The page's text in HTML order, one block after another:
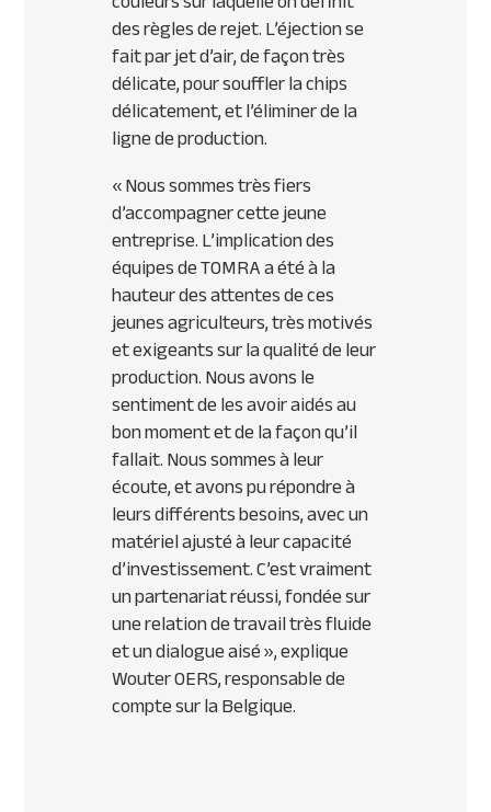
des règles de rejet. L’éjection se
fait par jet d’air, de façon très
délicate, pour souffler la chips
délicatement, et l’éliminer de la
ligne de production.
«Nous sommes très fiers
d’accompagner cette jeune
entreprise. L’implication des
équipes de TOMRA a été à la
hauteur des attentes de ces
jeunes agriculteurs, très motivés
et exigeants sur la qualité de leur
production. Nous avons le
sentiment de les avoir aidés au
bon moment et de la façon qu’il
fallait. Nous sommes à leur
écoute, et avons pu répondre à
leurs différents besoins, avec un
matériel ajusté à leur capacité
d’investissement. C’est vraiment
un partenariat réussi, fondée sur
une relation de travail très fluide
et un dialogue aisé», explique
Wouter OERS, responsable de
compte sur la Belgique.